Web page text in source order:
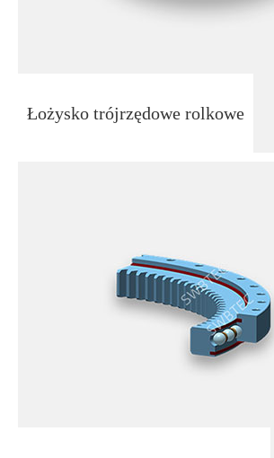
Łożysko trójrzędowe rolkowe